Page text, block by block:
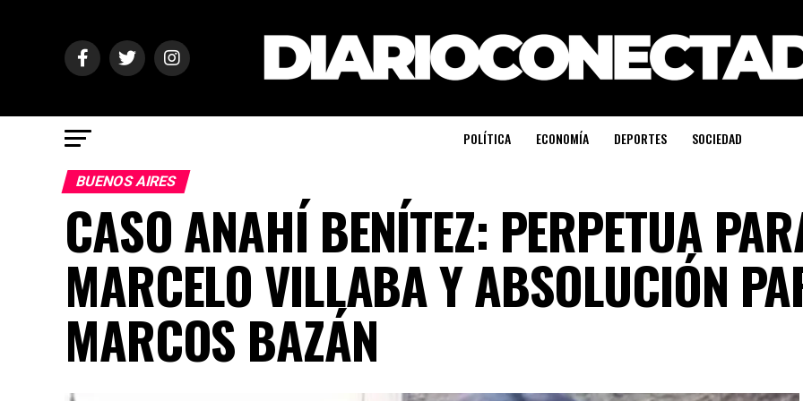
POLÍTICA ECONOMÍA DEPORTES SOCIEDAD
BUENOS AIRES
CASO ANAHÍ BENÍTEZ: PERPETUA
MARCELO VILLABA Y ABSOLUCIÓN
MARCOS BAZÁN